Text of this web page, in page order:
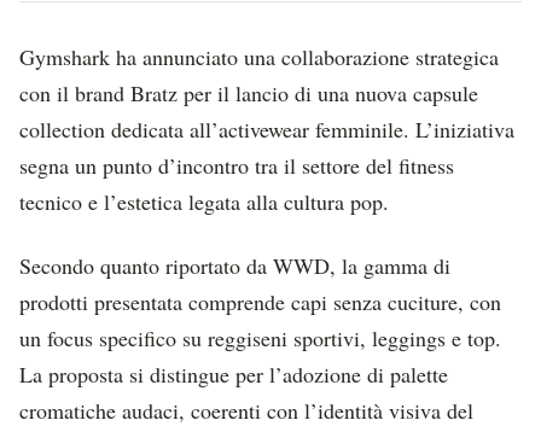
Gymshark ha annunciato una collaborazione strategica
con il brand Bratz per il lancio di una nuova capsule
collection dedicata all’activewear femminile. L’iniziativa
segna un punto d’incontro tra il settore del fitness
tecnico e l’estetica legata alla cultura pop.
Secondo quanto riportato da WWD, la gamma di
prodotti presentata comprende capi senza cuciture, con
un focus specifico su reggiseni sportivi, leggings e top.
La proposta si distingue per l’adozione di palette
cromatiche audaci, coerenti con l’identità visiva del